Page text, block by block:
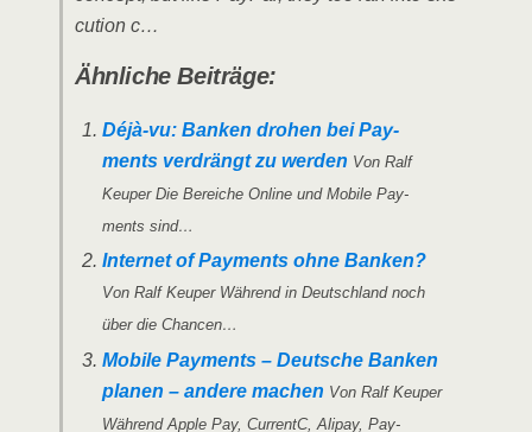
cu­ti­on c…
Ähn­li­che Beiträge:
Déjà-vu: Ban­ken dro­hen bei Pay­
ments ver­drängt zu wer­den Von Ralf
Keu­per Die Berei­che Online und Mobi­le Pay­
ments sind…
Inter­net of Pay­ments ohne Ban­ken?
Von Ralf Keu­per Wäh­rend in Deutsch­land noch
über die Chancen…
Mobi­le Pay­ments – Deut­sche Ban­ken
pla­nen – ande­re machen Von Ralf Keu­per
Wäh­rend Apple Pay, Cur­rentC, Ali­pay, Pay­